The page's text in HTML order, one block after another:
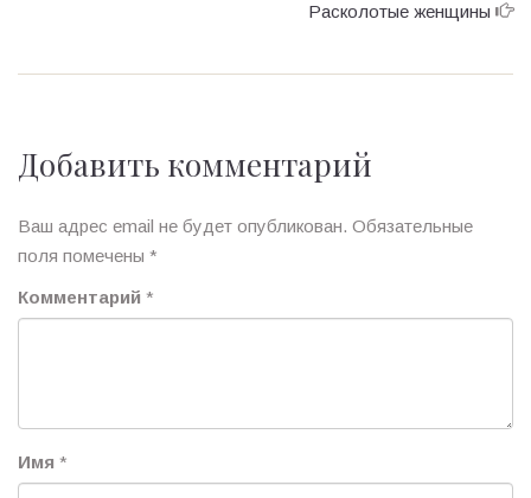
Расколотые женщины
Добавить комментарий
Ваш адрес email не будет опубликован. Обязательные
поля помечены *
Комментарий *
Имя *